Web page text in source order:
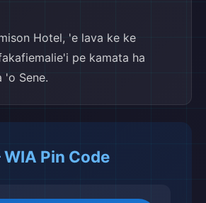
Hotel, 'e lava ke ke
pe kamata ha
'o Sene.
WIA Pin Code